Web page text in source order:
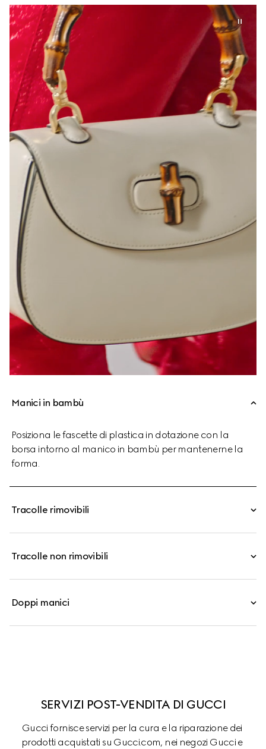
Manici in bambù
Posiziona le fascette di plastica in dotazione con la
borsa intorno al manico in bambù per mantenerne la
forma.
Tracolle rimovibili
Tracolle non rimovibili
Doppi manici
SERVIZI POST-VENDITA DI GUCCI
Gucci fornisce servizi per la cura e la riparazione dei
prodotti acquistati su Gucci.com, nei negozi Gucci e